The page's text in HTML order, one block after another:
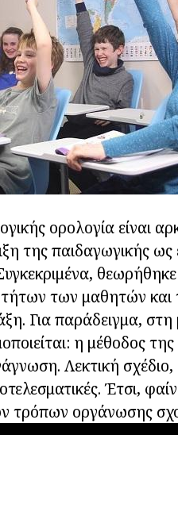
ορολογία είναι
της παιδαγωγικής
των μαθητών και
Για παράδειγμα,
η μέθοδος
Λεκτική
Έτσι,
τρόπων οργάνωσης